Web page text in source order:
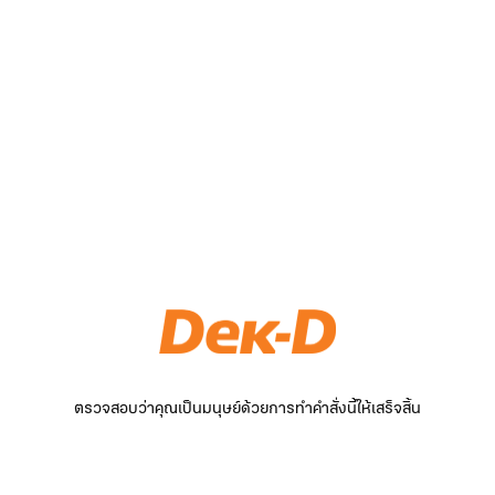
ตรวจสอบว่าคุณเป็นมนุษย์ด้วยการทำคำสั่งนี้ให้เสร็จสิ้น